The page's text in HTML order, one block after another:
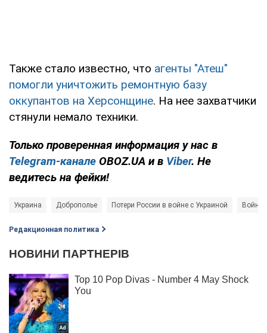
Также стало известно, что агенты "Атеш"
помогли уничтожить ремонтную базу
оккупантов на Херсонщине. На нее захватчики
стянули немало техники.
Только проверенная информация у нас в
Telegram-канале OBOZ.UA и в Viber. Не
ведитесь на фейки!
Украина Доброполье Потери России в войне с Украиной Война
Редакционная политика